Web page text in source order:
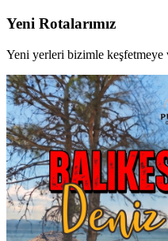
Yeni Rotalarımız
Yeni yerleri bizimle keşfetmeye